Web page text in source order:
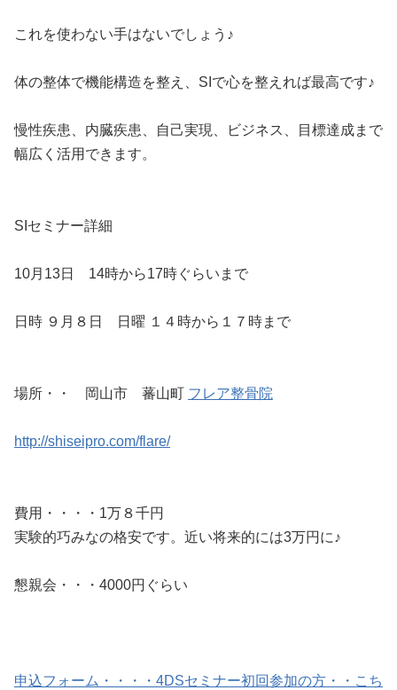
これを使わない手はないでしょう♪
体の整体で機能構造を整え、SIで心を整えれば最高です♪
慢性疾患、内臓疾患、自己実現、ビジネス、目標達成まで
幅広く活用できます。
SIセミナー詳細
10月13日 14時から17時ぐらいまで
日時 ９月８日 日曜 １４時から１７時まで
場所・・ 岡山市 蕃山町 フレア整骨院
http://shiseipro.com/flare/
費用・・・・1万８千円
実験的巧みなの格安です。近い将来的には3万円に♪
懇親会・・・4000円ぐらい
申込フォーム・・・・4DSセミナー初回参加の方・・こち